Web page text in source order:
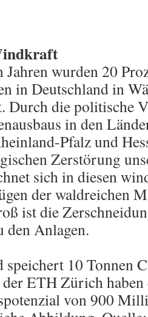
wurden 20
in Deutschland in
Durch die politische
in den
Pfalz und
Zerstörung
sich in diesen
der waldreichen
ist die
den Anlagen.
10 Tonnen
ETH Zürich
von 900